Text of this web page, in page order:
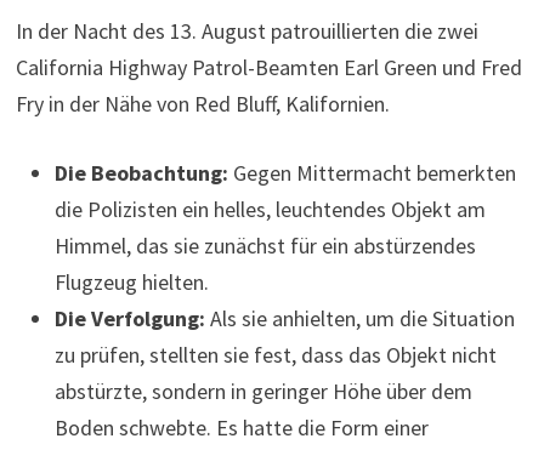
In der Nacht des 13. August patrouillierten die zwei
California Highway Patrol-Beamten Earl Green und Fred
Fry in der Nähe von Red Bluff, Kalifornien.
Die Beobachtung: Gegen Mittermacht bemerkten
die Polizisten ein helles, leuchtendes Objekt am
Himmel, das sie zunächst für ein abstürzendes
Flugzeug hielten.
Die Verfolgung: Als sie anhielten, um die Situation
zu prüfen, stellten sie fest, dass das Objekt nicht
abstürzte, sondern in geringer Höhe über dem
Boden schwebte. Es hatte die Form einer